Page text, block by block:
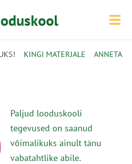
KINGI MATERJALE ANNETA
Paljud looduskooli
tegevused on saanud
võimalikuks ainult tänu
vabatahtlike abile.